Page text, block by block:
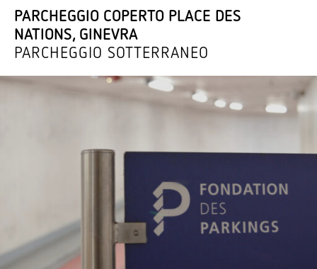
PARCHEGGIO COPERTO PLACE DES
NATIONS, GINEVRA
PARCHEGGIO SOTTERRANEO